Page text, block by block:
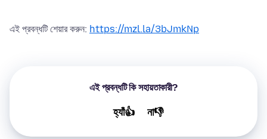
এই প্রবন্ধটি শেয়ার করুন: https://mzl.la/3bJmkNp
এই প্রবন্ধটি কি সহায়তাকারী?
হ্যাঁ👍 না👎